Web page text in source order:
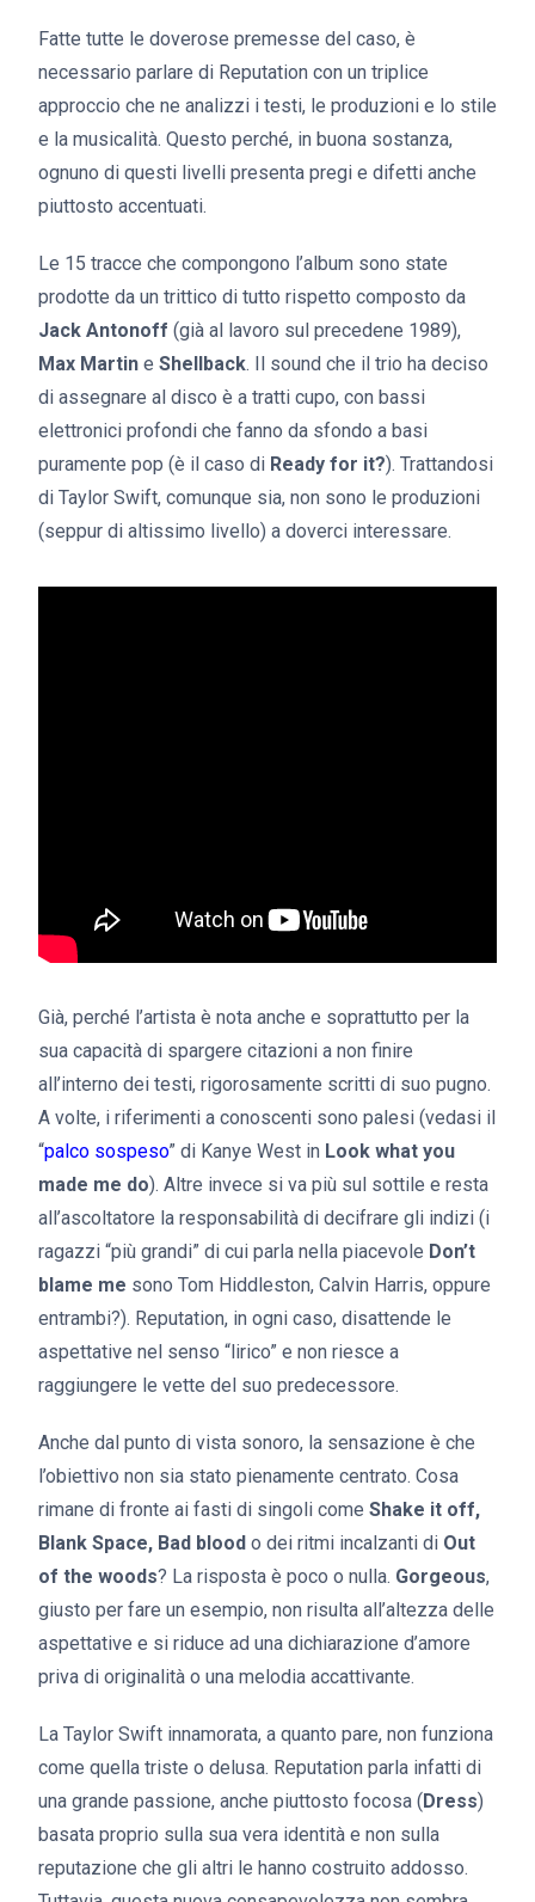
Fatte tutte le doverose premesse del caso, è
necessario parlare di Reputation con un triplice
approccio che ne analizzi i testi, le produzioni e lo stile
e la musicalità. Questo perché, in buona sostanza,
ognuno di questi livelli presenta pregi e difetti anche
piuttosto accentuati.
Le 15 tracce che compongono l’album sono state
prodotte da un trittico di tutto rispetto composto da
Jack Antonoff (già al lavoro sul precedene 1989),
Max Martin e Shellback. Il sound che il trio ha deciso
di assegnare al disco è a tratti cupo, con bassi
elettronici profondi che fanno da sfondo a basi
puramente pop (è il caso di Ready for it?). Trattandosi
di Taylor Swift, comunque sia, non sono le produzioni
(seppur di altissimo livello) a doverci interessare.
Già, perché l’artista è nota anche e soprattutto per la
sua capacità di spargere citazioni a non finire
all’interno dei testi, rigorosamente scritti di suo pugno.
A volte, i riferimenti a conoscenti sono palesi (vedasi il
“palco sospeso” di Kanye West in Look what you
made me do). Altre invece si va più sul sottile e resta
all’ascoltatore la responsabilità di decifrare gli indizi (i
ragazzi “più grandi” di cui parla nella piacevole Don’t
blame me sono Tom Hiddleston, Calvin Harris, oppure
entrambi?). Reputation, in ogni caso, disattende le
aspettative nel senso “lirico” e non riesce a
raggiungere le vette del suo predecessore.
Anche dal punto di vista sonoro, la sensazione è che
l’obiettivo non sia stato pienamente centrato. Cosa
rimane di fronte ai fasti di singoli come Shake it off,
Blank Space, Bad blood o dei ritmi incalzanti di Out
of the woods? La risposta è poco o nulla. Gorgeous,
giusto per fare un esempio, non risulta all’altezza delle
aspettative e si riduce ad una dichiarazione d’amore
priva di originalità o una melodia accattivante.
La Taylor Swift innamorata, a quanto pare, non funziona
come quella triste o delusa. Reputation parla infatti di
una grande passione, anche piuttosto focosa (Dress)
basata proprio sulla sua vera identità e non sulla
reputazione che gli altri le hanno costruito addosso.